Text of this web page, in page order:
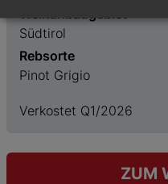
Weinanbaugebiet
Südtirol
Rebsorte
Pinot Grigio
Verkostet Q1/2026
ZUM